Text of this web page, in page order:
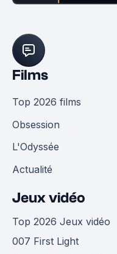
Films
Top 2026 films
Obsession
L'Odyssée
Actualité
Jeux vidéo
Top 2026 Jeux vidéo
007 First Light